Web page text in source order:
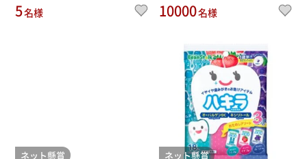
5名様 10000名様
ネット懸賞 ネット懸賞